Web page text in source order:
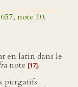
note 10.
en latin dans le
note [17].
purgatifs